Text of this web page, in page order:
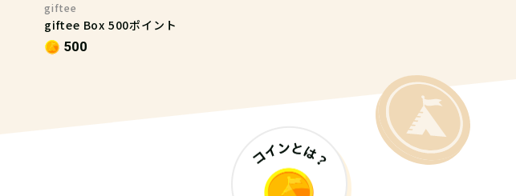
giftee
giftee Box 500ポイント
500